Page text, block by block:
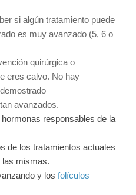
si algún tratamiento puede
es muy avanzado (5, 6 o
quirúrgica o
eres calvo. No hay
avanzados.
responsables de la
de los tratamientos actuales
las mismas.
y los folículos